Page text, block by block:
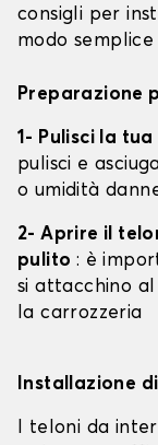
consigli per
modo
Preparazione
1- Pulisci la
pulisci e
o umidità
2- Aprire il
pulito : è
si attacchino
la carrozzeria
Installazione
I teloni da